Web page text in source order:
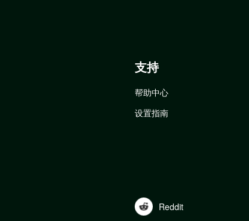
支持
帮助中心
设置指南
Reddit